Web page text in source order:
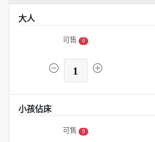
大人
可售 0
1
小孩佔床
可售 0